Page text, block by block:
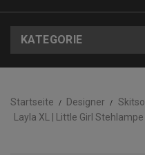
KATEGORIE
Startseite Designer Skitso
Layla XL | Little Girl Stehlampe